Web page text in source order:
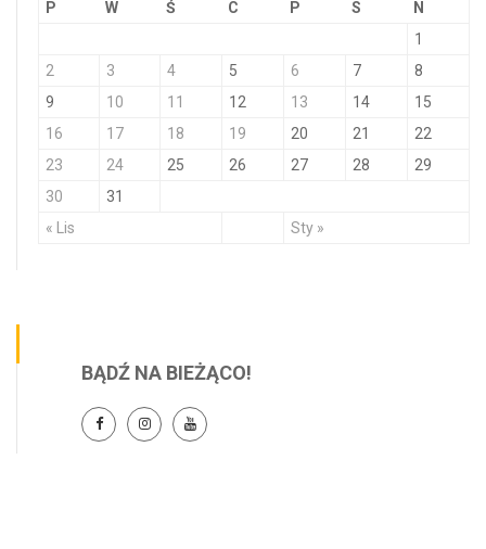
P W Ś C P S N
« Lis Sty »
1
2
3 4 5 6 7
8
9
10 11 12 13 14
15
16
17 18 19 20 21
22
23
24 25 26 27 28
29
30
31
BĄDŹ NA BIEŻĄCO!